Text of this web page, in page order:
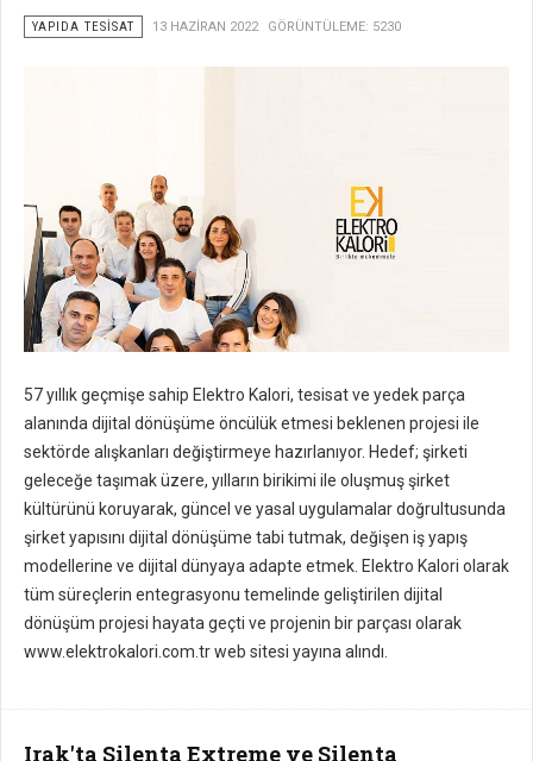
YAPIDA TESISAT 13 HAZIRAN 2022 GÖRÜNTÜLEME: 5230
57 yıllık geçmişe sahip Elektro Kalori, tesisat ve yedek parça
alanında dijital dönüşüme öncülük etmesi beklenen projesi ile
sektörde alışkanları değiştirmeye hazırlanıyor. Hedef; şirketi
geleceğe taşımak üzere, yılların birikimi ile oluşmuş şirket
kültürünü koruyarak, güncel ve yasal uygulamalar doğrultusunda
şirket yapısını dijital dönüşüme tabi tutmak, değişen iş yapış
modellerine ve dijital dünyaya adapte etmek. Elektro Kalori olarak
tüm süreçlerin entegrasyonu temelinde geliştirilen dijital
dönüşüm projesi hayata geçti ve projenin bir parçası olarak
www.elektrokalori.com.tr web sitesi yayına alındı.
Irak'ta Silenta Extreme ve Silenta